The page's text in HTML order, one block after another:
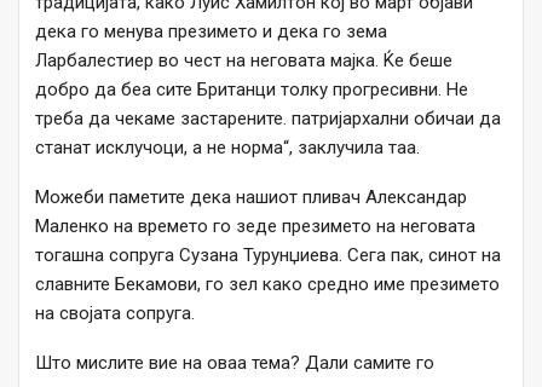
дека го менува презимето и дека го зема
Ларбалестиер во чест на неговата мајка. Ќе беше
добро да беа сите Британци толку прогресивни. Не
треба да чекаме застарените. патријархални обичаи да
станат исклучоци, а не норма“, заклучила таа.
Можеби паметите дека нашиот пливач Александар
Маленко на времето го зеде презимето на неговата
тогашна сопруга Сузана Турунџиева. Сега пак, синот на
славните Бекамови, го зел како средно име презимето
на својата сопруга.
Што мислите вие на оваа тема? Дали самите го